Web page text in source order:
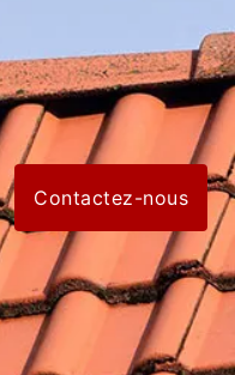
Contactez-nous